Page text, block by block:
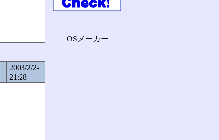
2003/2/2-
21:28
OSメーカー